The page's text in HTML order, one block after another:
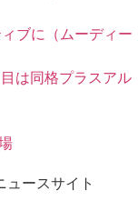
ブに（ムーディー
は同格プラスアル
ースサイト